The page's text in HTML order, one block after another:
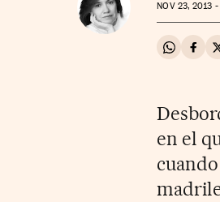
NOV23, 2013 -
en el